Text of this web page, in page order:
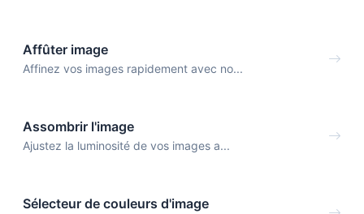
Affûter image
Affinez vos images rapidement avec no...
Assombrir l'image
Ajustez la luminosité de vos images a...
Sélecteur de couleurs d'image